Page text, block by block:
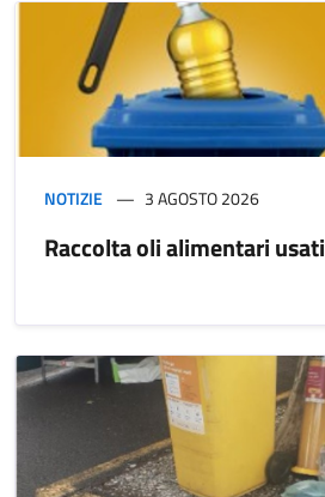
NOTIZIE 3 AGOSTO 2026
Raccolta oli alimentari usati